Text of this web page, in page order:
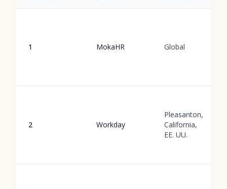
1 MokaHR Global
2 Workday
Pleasanton,
California,
EE. UU.